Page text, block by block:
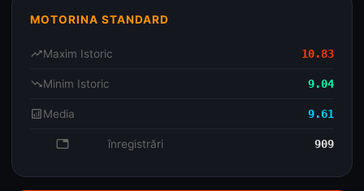
MOTORINA STANDARD
trending_upMaxim Istoric 10.83
trending_downMinim Istoric 9.04
analyticsMedia 9.61
database înregistrări 909